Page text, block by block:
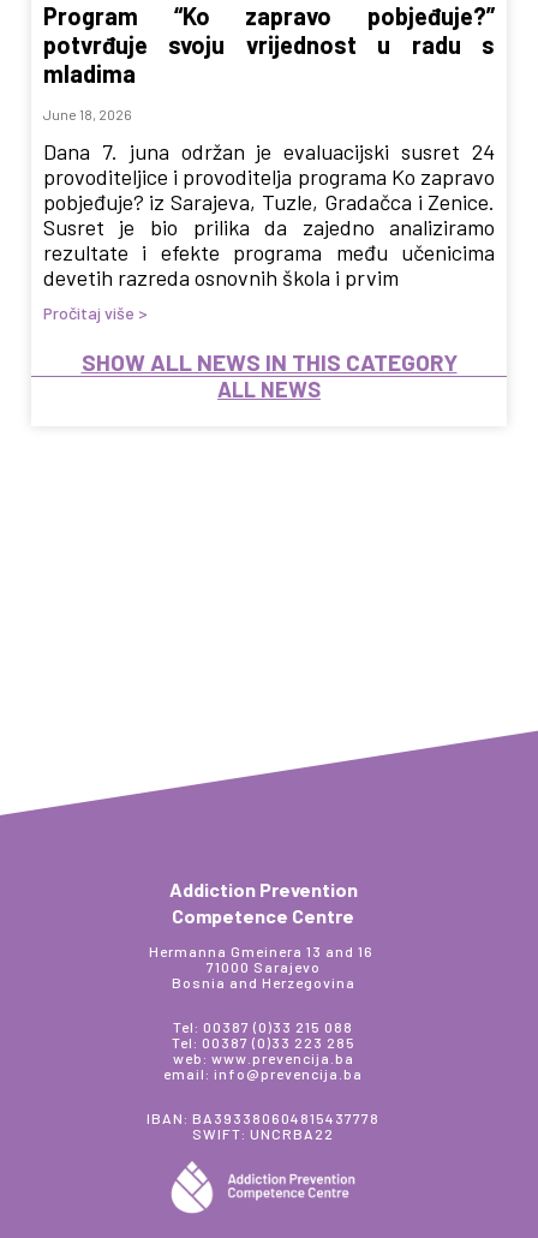
Program “Ko zapravo pobjeđuje?”
potvrđuje svoju vrijednost u radu s
mladima
June 18, 2026
Dana 7. juna održan je evaluacijski susret 24
provoditeljice i provoditelja programa Ko zapravo
pobjeđuje? iz Sarajeva, Tuzle, Gradačca i Zenice.
Susret je bio prilika da zajedno analiziramo
rezultate i efekte programa među učenicima
devetih razreda osnovnih škola i prvim
Pročitaj više >
SHOW ALL NEWS IN THIS CATEGORY
ALL NEWS
Addiction Prevention
Competence Centre
Hermanna Gmeinera 13 and 16
71000 Sarajevo
Bosnia and Herzegovina
Tel: 00387 (0)33 215 088
Tel: 00387 (0)33 223 285
web: www.prevencija.ba
email: info@prevencija.ba
IBAN: BA393380604815437778
SWIFT: UNCRBA22